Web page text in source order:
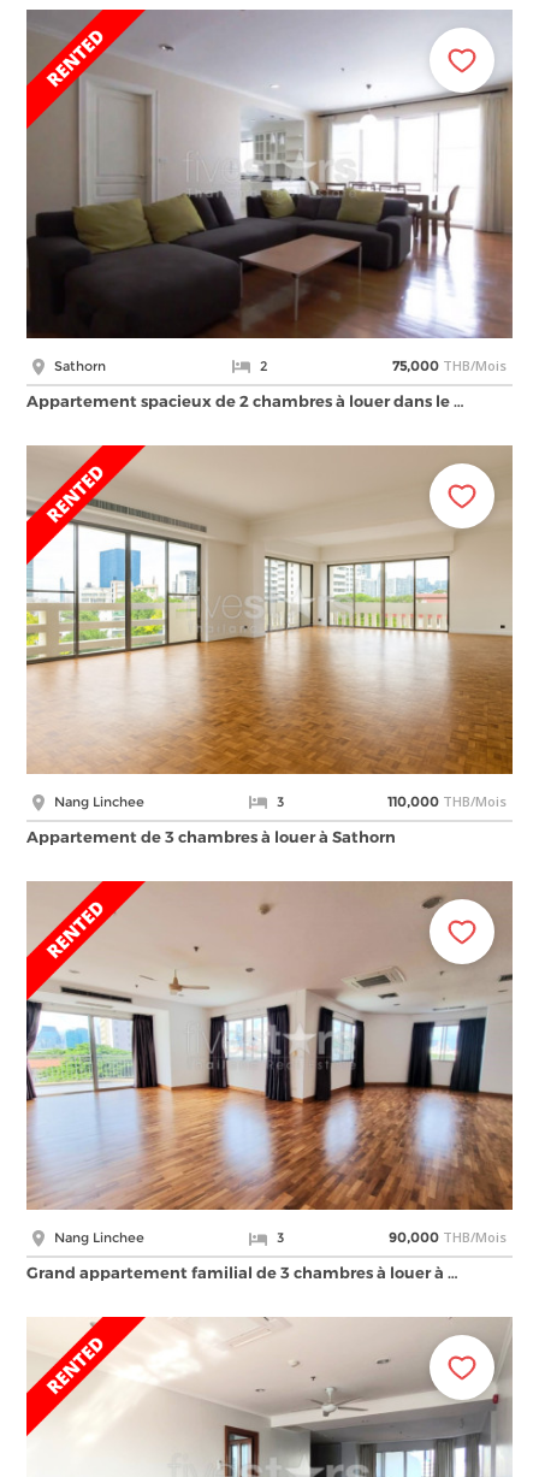
Sathorn 2 75,000 THB/Mois
Appartement spacieux de 2 chambres à louer dans le …
Nang Linchee 3 110,000 THB/Mois
Appartement de 3 chambres à louer à Sathorn
Nang Linchee 3 90,000 THB/Mois
Grand appartement familial de 3 chambres à louer à …